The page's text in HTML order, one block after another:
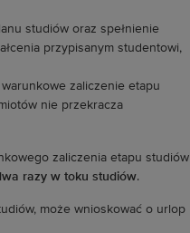
studiów oraz spełnienie
przypisanym studentowi,
zaliczenie etapu
nie przekracza
zaliczenia etapu studiów
razy w toku studiów.
może wnioskować o urlop